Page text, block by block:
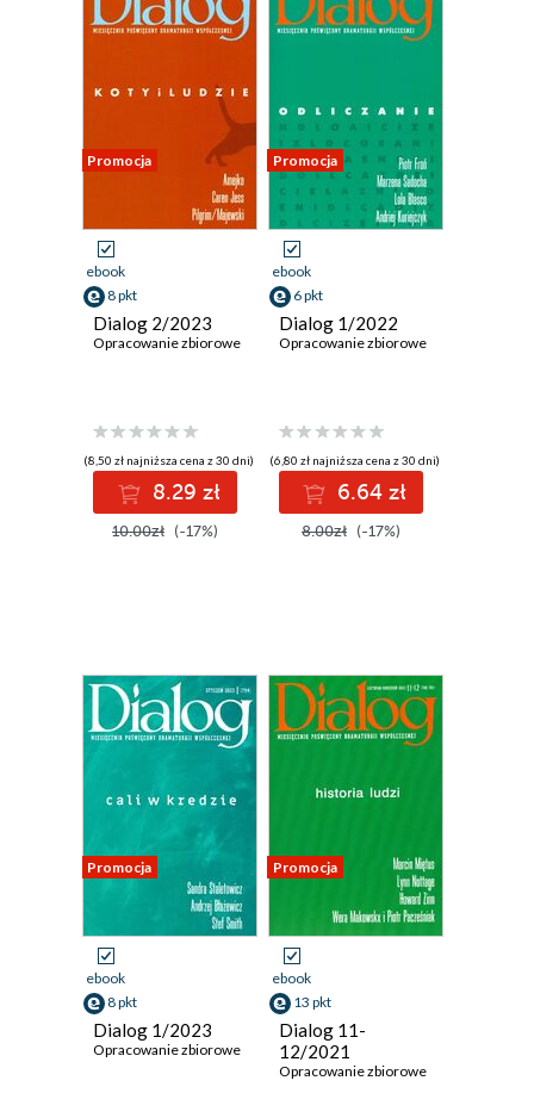
Promocja
ebook
8 pkt
Dialog 2/2023
Opracowanie zbiorowe
(8,50 zł najniższa cena z 30 dni)
8.29 zł
10.00zł (-17%)
Promocja
ebook
6 pkt
Dialog 1/2022
Opracowanie zbiorowe
(6,80 zł najniższa cena z 30 dni)
6.64 zł
8.00zł (-17%)
Promocja
ebook
8 pkt
Dialog 1/2023
Opracowanie zbiorowe
Promocja
ebook
13 pkt
Dialog 11-
12/2021
Opracowanie zbiorowe